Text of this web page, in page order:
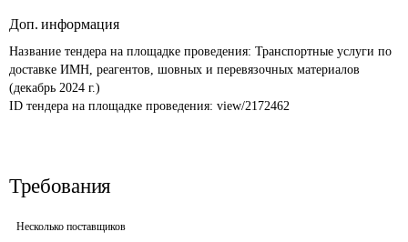
Доп. информация
Название тендера на площадке проведения: Транспортные услуги по
доставке ИМН, реагентов, шовных и перевязочных материалов
(декабрь 2024 г.)
ID тендера на площадке проведения: view/2172462
Требования
Несколько поставщиков